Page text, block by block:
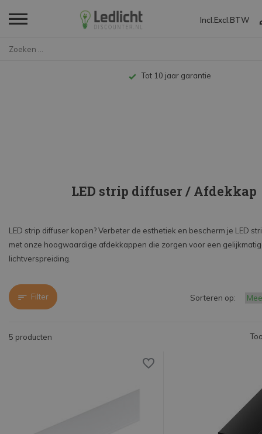
Incl. Excl. BTW
Tot 10 jaar garantie
LED strip diffuser / Afdekkap
LED strip diffuser kopen? Verbeter de esthetiek en bescherm je LED
met onze hoogwaardige afdekkappen die zorgen voor een
lichtverspreiding.
Filter
5 producten
Sorteren op: